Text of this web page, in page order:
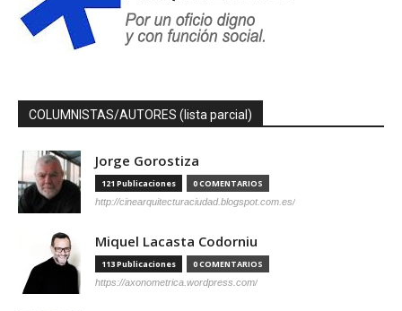
COLUMNISTAS/AUTORES (lista parcial)
Jorge Gorostiza
121 Publicaciones 0 COMENTARIOS
http://cinearquitecturaciudad.blogspot.com.es/
Miquel Lacasta Codorniu
113 Publicaciones 0 COMENTARIOS
https://axonometrica.wordpress.com/